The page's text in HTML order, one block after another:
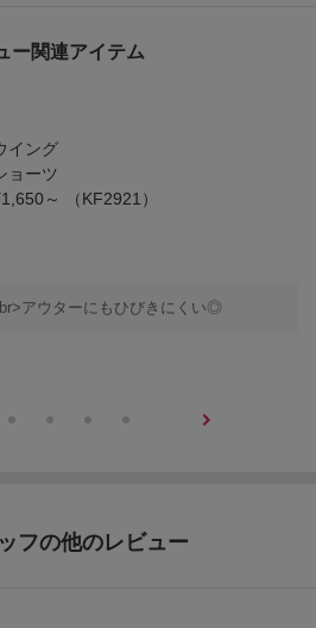
ー関連アイテム
イング
ョーツ
～
（KF2921）
アウターにもひびきにくい◎
フの他のレビュー